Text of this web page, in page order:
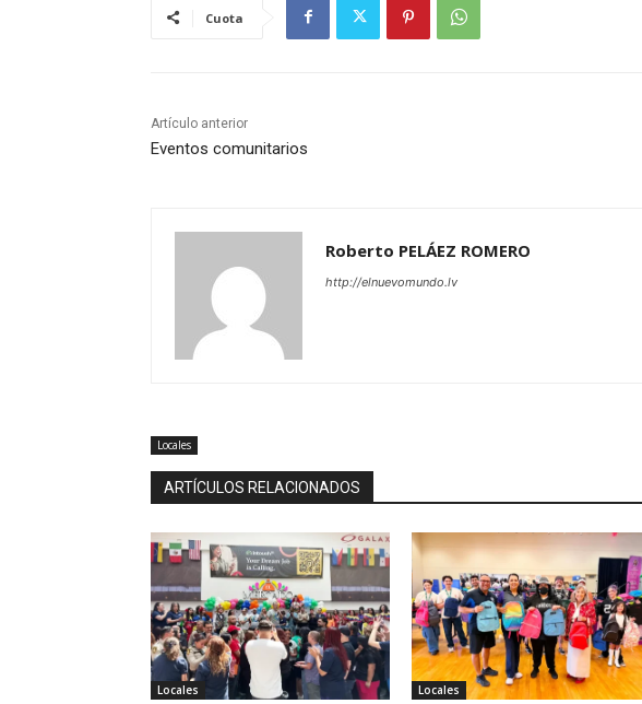
Cuota
Artículo anterior
Eventos comunitarios
Roberto PELÁEZ ROMERO
http://elnuevomundo.lv
Locales
ARTÍCULOS RELACIONADOS
Locales Locales